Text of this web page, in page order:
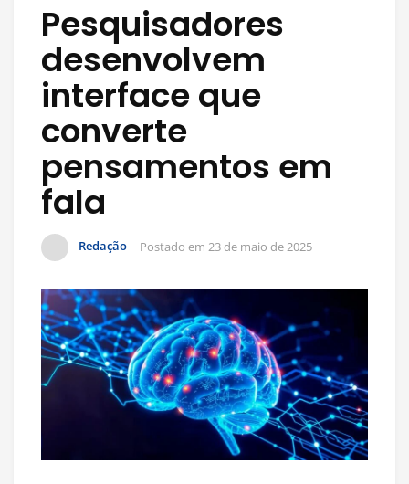
Pesquisadores
desenvolvem
interface que
converte
pensamentos em
fala
Redação Postado em 23 de maio de 2025